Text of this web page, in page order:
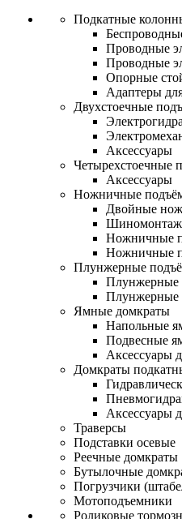
Подкатные
Проводные
Проводные
Опорные
Адаптеры
Двухстоечные
Аксессуары
Четырехстоечные
Аксессуары
Ножничные
Двойные
Ножничные
Ножничные
Плунжерные
Плунжерные
Плунжерные
Ямные домкраты
Напольные
Подвесные
Аксессуары
Домкраты
Аксессуары
Траверсы
Подставки осевые
Реечные домкраты
Бутылочные
Погрузчики
Мотоподъемники
Роликовые